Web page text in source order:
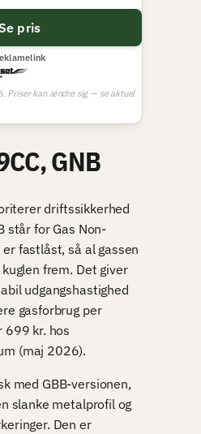
pris
Priser kan ændre sig — se aktuel
GNB
driftssikkerhed
står for Gas Non-
fastlåst, så al gassen
frem. Det giver
udgangshastighed
gasforbrug per
699 kr. hos
(maj 2026).
med GBB-versionen,
slanke metalprofil og
Den er